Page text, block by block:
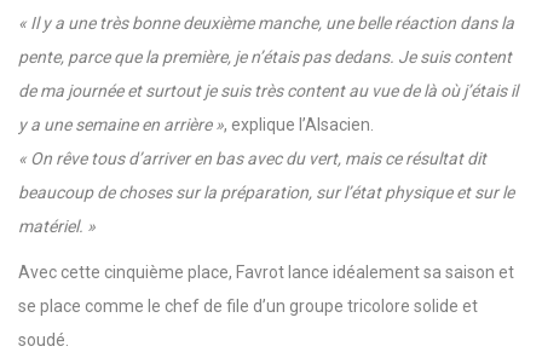
« Il y a une très bonne deuxième manche, une belle réaction dans la
pente, parce que la première, je n’étais pas dedans. Je suis content
de ma journée et surtout je suis très content au vue de là où j’étais il
y a une semaine en arrière », explique l’Alsacien.
« On rêve tous d’arriver en bas avec du vert, mais ce résultat dit
beaucoup de choses sur la préparation, sur l’état physique et sur le
matériel. »
Avec cette cinquième place, Favrot lance idéalement sa saison et
se place comme le chef de file d’un groupe tricolore solide et
soudé.